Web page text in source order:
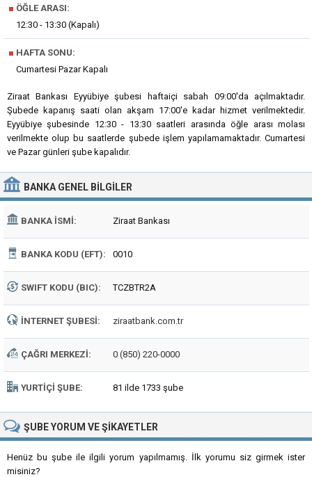
■ ÖĞLE ARASI:
12:30 - 13:30 (Kapalı)
■ HAFTA SONU:
Cumartesi Pazar Kapalı
Ziraat Bankası Eyyübiye şubesi haftaiçi sabah 09:00'da açılmaktadır.
Şubede kapanış saati olan akşam 17:00'e kadar hizmet verilmektedir.
Eyyübiye şubesinde 12:30 - 13:30 saatleri arasında öğle arası molası
verilmekte olup bu saatlerde şubede işlem yapılamamaktadır. Cumartesi
ve Pazar günleri şube kapalıdır.
BANKA GENEL BILGILER
BANKA İSMI: Ziraat Bankası
BANKA KODU (EFT): 0010
SWIFT KODU (BIC): TCZBTR2A
İNTERNET ŞUBESI: ziraatbank.com.tr
ÇAĞRI MERKEZI: 0 (850) 220-0000
YURTIÇI ŞUBE: 81 ilde 1733 şube
ŞUBEYORUM VE ŞIKAYETLER
Henüz bu şube ile ilgili yorum yapılmamış. İlk yorumu siz girmek ister
misiniz?